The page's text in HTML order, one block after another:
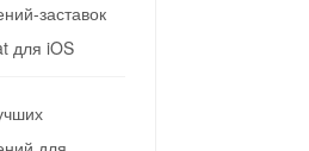
заставок
для iOS